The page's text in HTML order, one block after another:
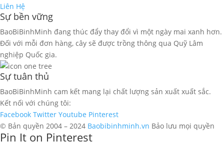
Liên Hệ
Sự bền vững
BaoBiBinhMinh đang thúc đẩy thay đổi vì một ngày mai xanh hơn.
Đối với mỗi đơn hàng, cây sẽ được trồng thông qua Quỹ Lâm
nghiệp Quốc gia.
Sự tuân thủ
BaoBiBinhMinh cam kết mang lại chất lượng sản xuất xuất sắc.
Kết nối với chúng tôi:
Facebook Twitter Youtube Pinterest
© Bản quyền 2004 – 2024 Baobibinhminh.vn Bảo lưu mọi quyền
Pin It on Pinterest